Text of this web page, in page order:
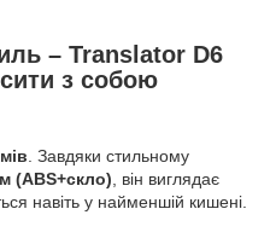
– Translator D6
з собою
. Завдяки стильному
(ABS+скло) , він виглядає
навіть у найменшій кишені.